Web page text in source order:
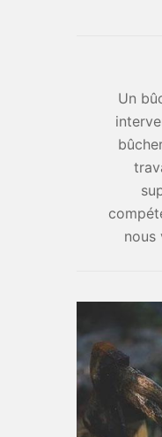
Un
nous